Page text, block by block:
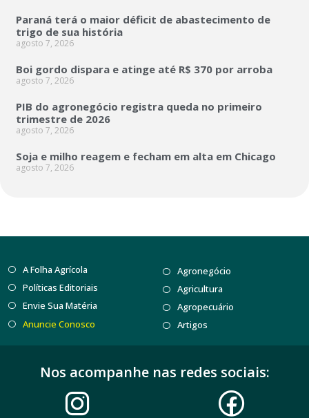
Paraná terá o maior déficit de abastecimento de
trigo de sua história
agosto 7, 2026
Boi gordo dispara e atinge até R$ 370 por arroba
agosto 7, 2026
PIB do agronegócio registra queda no primeiro
trimestre de 2026
agosto 7, 2026
Soja e milho reagem e fecham em alta em Chicago
agosto 7, 2026
A Folha Agrícola
Políticas Editoriais
Envie Sua Matéria
Anuncie Conosco
Agronegócio
Agricultura
Agropecuário
Artigos
Nos acompanhe nas redes sociais: